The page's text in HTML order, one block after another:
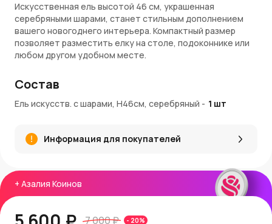
+ Азалия Коинов
7 000 ₽ - 20%
Искусственная ель высотой 46 см, украшенная
серебряными шарами, станет стильным дополнением
вашего новогоднего интерьера. Компактный размер
позволяет разместить елку на столе, подоконнике или
любом другом удобном месте.
Цвет:Серебряный.
Основание:
Упаковано в натуральный мешковинный
чехол.
Преимущества
Готовый декор:Не требует дополнительных
Состав
Ель искусств. с шарами, H46см, серебряный - 1 шт
Информация для покупателей